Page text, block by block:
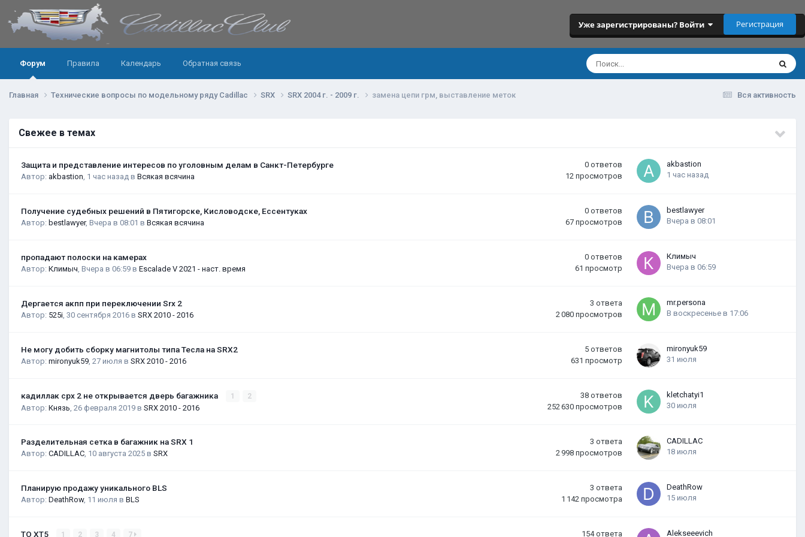
Уже зарегистрированы? Войти Регистрация
Форум Правила Календарь Обратная связь
Вся активность
Главная Технические вопросы по модельному ряду Cadillac SRX SRX 2004 г. - 2009 г. замена цепи грм, выставление меток
Свежее в темах
Защита и представление интересов по уголовным делам в Санкт-Петербурге
Автор: akbastion 1 час назад в Всякая всячина
0 ответов
12 просмотров
akbastion
1 час назад
Получение судебных решений в Пятигорске, Кисловодске, Ессентуках
Автор: bestlawyer, Вчера в 08:01 в Всякая всячина
0 ответов
67 просмотров
bestlawyer
Вчера в 08:01
пропадают полоски на камерах
Автор: Климыч Вчера в 06:59 в Escalade V 2021 - наст. время
0 ответов
61 просмотр
Климыч
Вчера в 06:59
Дергается акпп при переключении Srx 2
Автор: 525i 30 сентября 2016 в SRX 2010 - 2016
3 ответа
2 080 просмотров
mr.persona
В воскресенье в 17:06
Не могу добить сборку магнитолы типа Тесла на SRX2
Автор: mironyuk59 27 июля в SRX 2010 - 2016
5 ответов
631 просмотр
mironyuk59
31 июля
кадиллак срх 2 не открывается дверь багажника 1 2
Автор: Князь 26 февраля 2019 в SRX 2010 - 2016
38 ответов
252 630 просмотров
kletchatyi1
30 июля
Разделительная сетка в багажник на SRX 1
Автор: CADILLAC 10 августа 2025 в SRX
3 ответа
2 998 просмотров
CADILLAC
18 июля
Планирую продажу уникального BLS
Автор: DeathRow, 11 июля в BLS
3 ответа
1 142 просмотра
DeathRow
15 июля
ТО XT5 1 2 3 4 7 154 ответа Alekseeevich